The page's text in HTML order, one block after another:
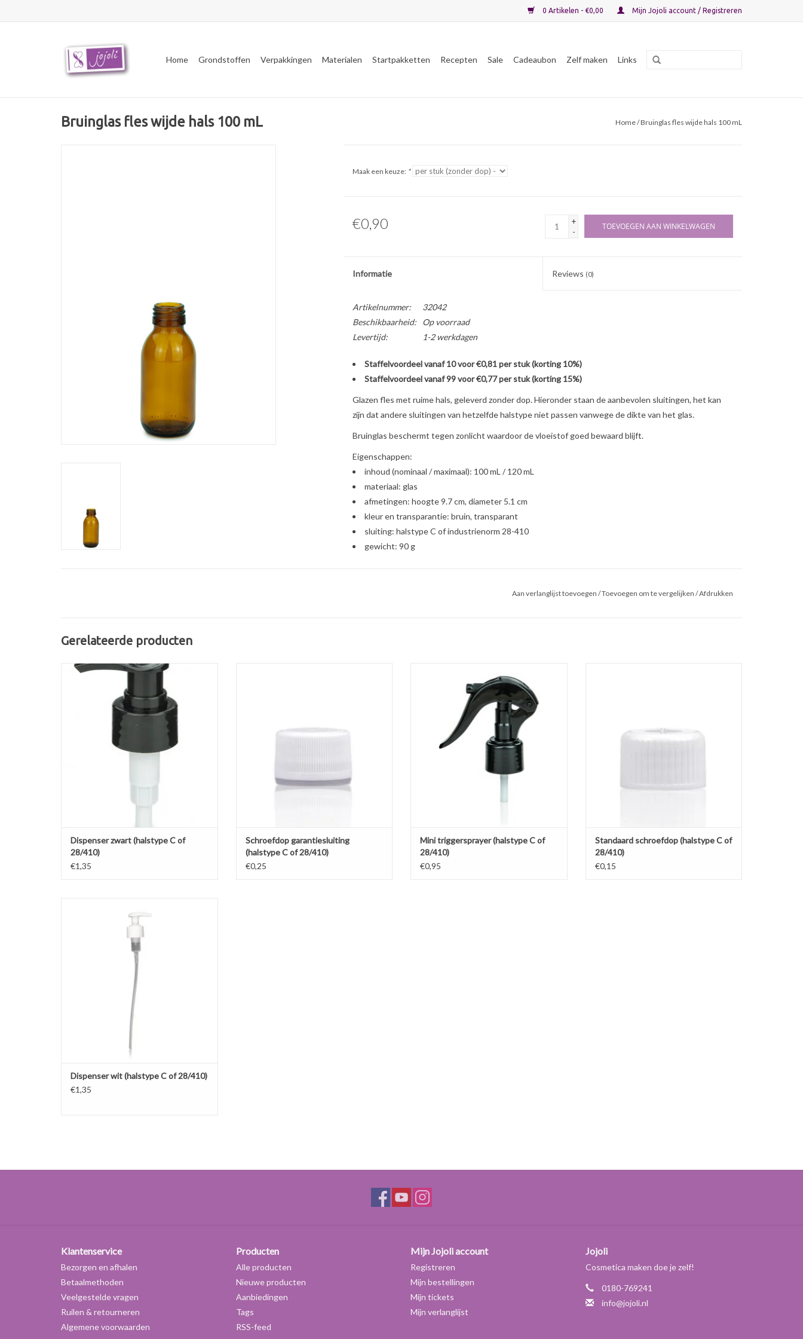
0 Artikelen - €0,00 Mijn Jojoli account / Registreren
Home Grondstoffen Verpakkingen Materialen Startpakketten Recepten Sale Cadeaubon Zelf maken Links
Bruinglas fles wijde hals 100 mL Home/ Bruinglas fles wijde hals 100 mL
Maak een keuze: *
€0,90
+
-
TOEVOEGEN AAN WINKELWAGEN
Informatie Reviews (0)
Artikelnummer:
32042
Beschikbaarheid:
Op voorraad
Levertijd:
1-2 werkdagen
Staffelvoordeel vanaf 10 voor €0,81 per stuk (korting 10%)
Staffelvoordeel vanaf 99 voor €0,77 per stuk (korting 15%)
Glazen fles met ruime hals, geleverd zonder dop. Hieronder staan de aanbevolen sluitingen, het kan
zijn dat andere sluitingen van hetzelfde halstype niet passen vanwege de dikte van het glas.
Bruinglas beschermt tegen zonlicht waardoor de vloeistof goed bewaard blijft.
Eigenschappen:
inhoud (nominaal / maximaal): 100 mL / 120 mL
materiaal: glas
afmetingen: hoogte 9.7 cm, diameter 5.1 cm
kleur en transparantie: bruin, transparant
sluiting: halstype C of industrienorm 28-410
gewicht: 90 g
Aan verlanglijst toevoegen /Toevoegen om te vergelijken /Afdrukken
Gerelateerde producten
Zwarte dispenser halstype C. Ideaal voor dik
ontsmettingsgel.
TOEVOEGEN AAN WINKELWAGEN
Dispenser zwart (halstype C of
28/410)
€1,35
Schroefdop garantiesluiting
(halstype C of 28/410)
€0,25
om bijvoorbeeld een roomspray in te
bewaren.
TOEVOEGEN AAN WINKELWAGEN
Mini triggersprayer (halstype C of
28/410)
€0,95
Standaard schroefdop (halstype C of
28/410)
€0,15
vloeibare producten zoals handzeep en
ontsmettingsgel.
TOEVOEGEN AAN WINKELWAGEN
Dispenser wit (halstype C of 28/410)
€1,35
Klantenservice
Bezorgen en afhalen
Betaalmethoden
Veelgestelde vragen
Ruilen & retourneren
Algemene voorwaarden
Producten
Alle producten
Nieuwe producten
Aanbiedingen
Tags
RSS-feed
Mijn Jojoli account
Registreren
Mijn bestellingen
Mijn tickets
Mijn verlanglijst
Jojoli
Cosmetica maken doe je zelf!
0180-769241
info@jojoli.nl